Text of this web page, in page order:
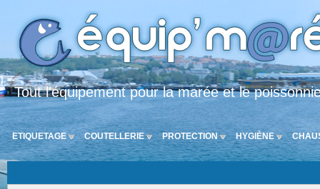
Tout l'équipement pour la marée et le
ETIQUETAGE COUTELLERIE PROTECTION HYGIÈNE